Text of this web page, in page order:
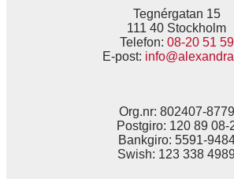
Tegnérgatan 15
111 40 Stockholm
Telefon: 08-20 51 59
E-post:
Org.nr: 802407-8779
Postgiro: 120 89 08-
Bankgiro: 5591-
Swish: 123 338